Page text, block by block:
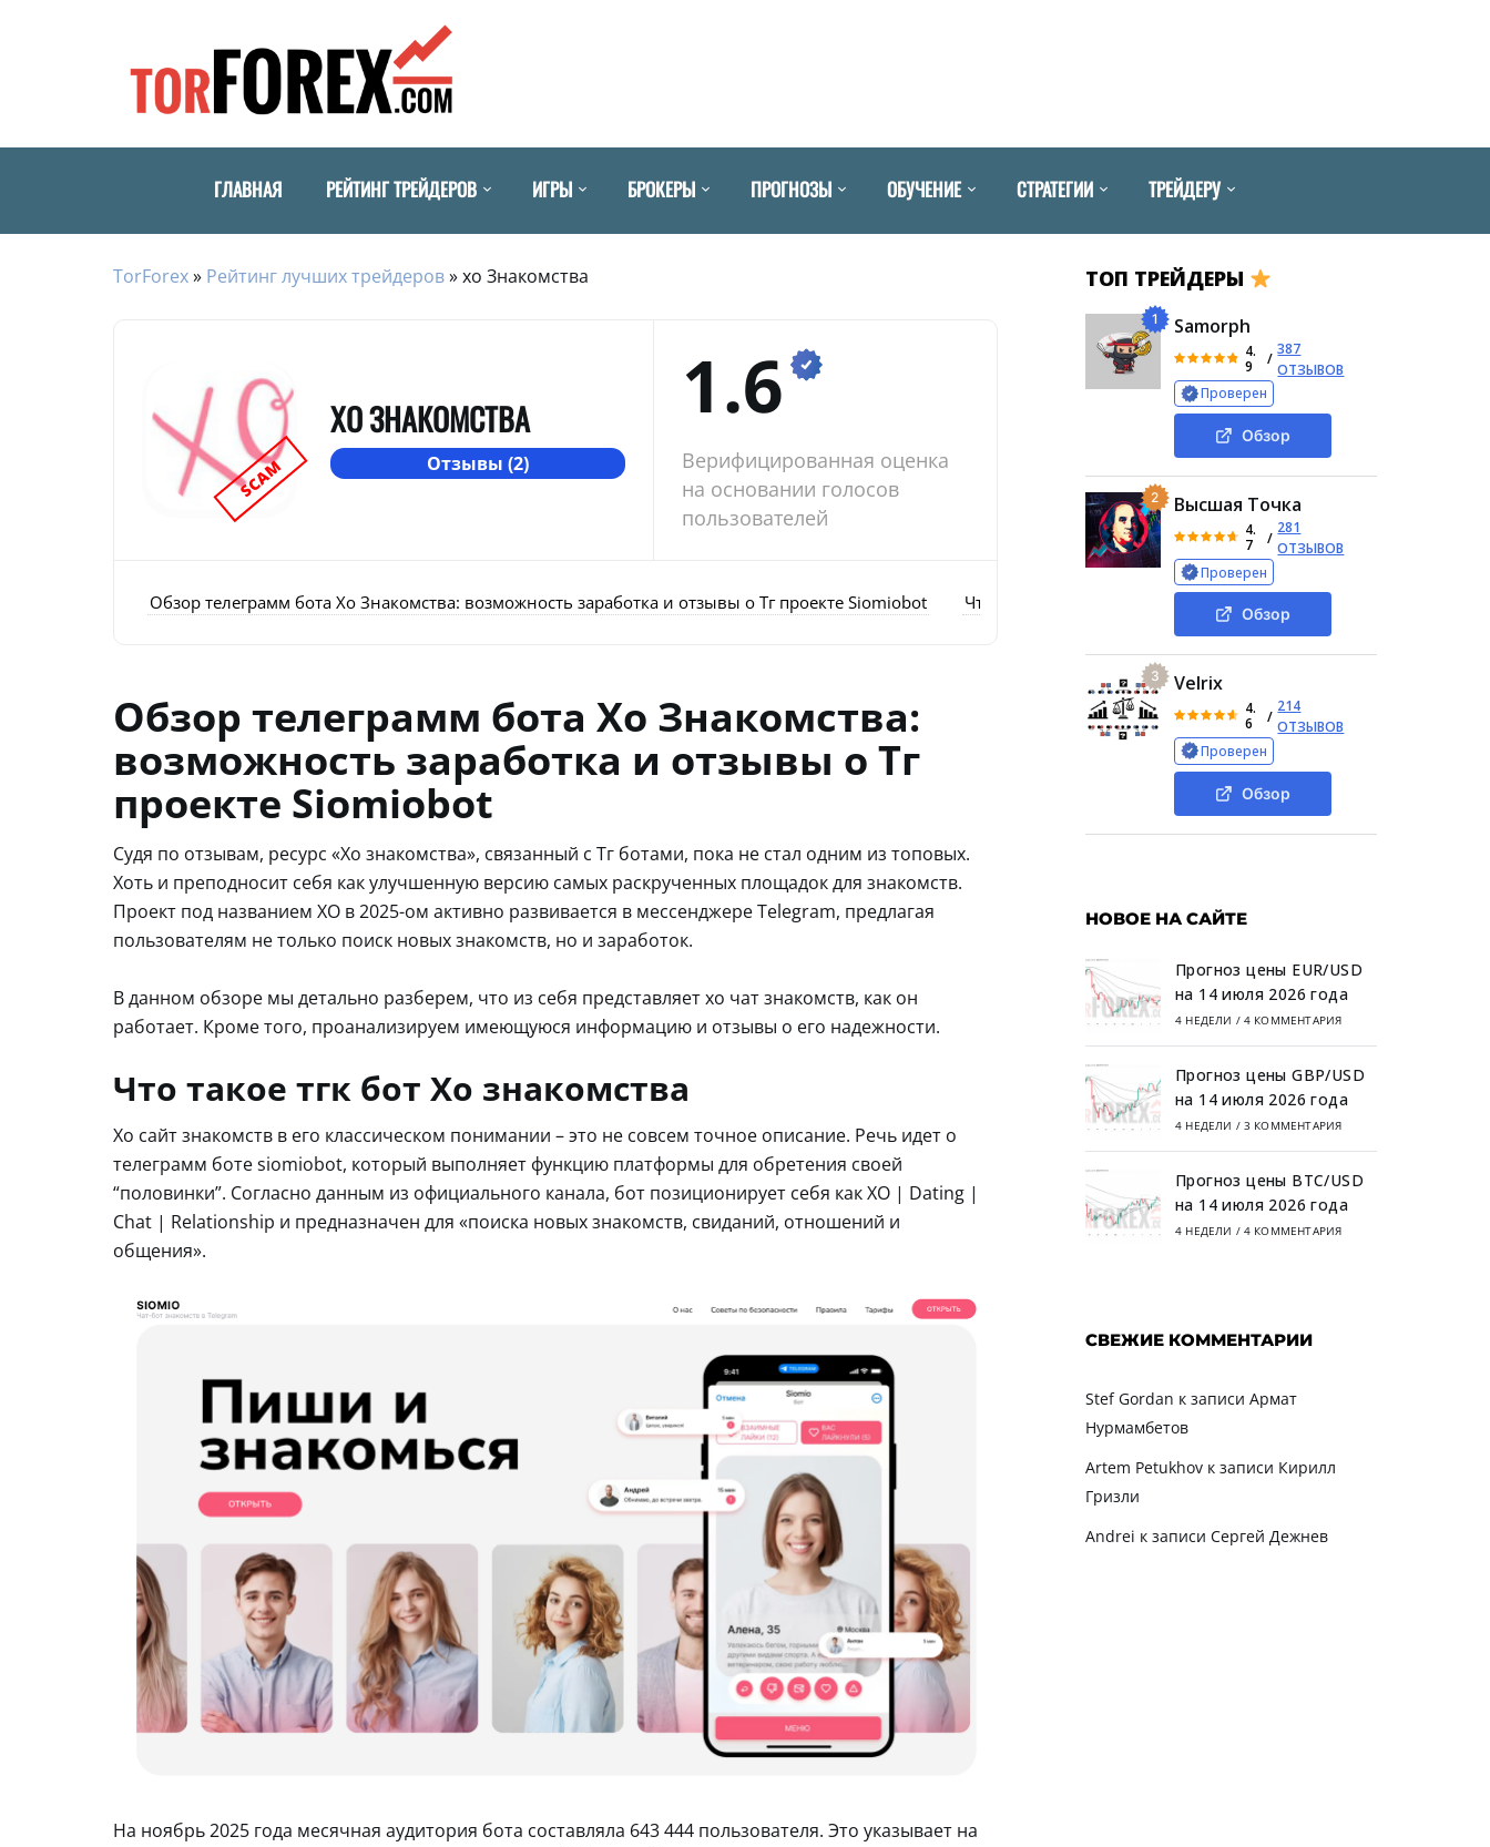
ГЛАВНАЯ РЕЙТИНГ ТРЕЙДЕРОВ ИГРЫ БРОКЕРЫ ПРОГНОЗЫ ОБУЧЕНИЕ СТРАТЕГИИ ТРЕЙДЕРУ
TorForex» Рейтинг лучших трейдеров»хо Знакомства
SCAM
ХО ЗНАКОМСТВА
Отзывы (2)
1.6
Верифицированная оценка
на основании голосов
пользователей
Обзор телеграмм бота Хо Знакомства: возможность заработка и отзывы о Тг проекте Siomiobot Что такое тгк бот Хо знакомства Особенности и
Обзор телеграмм бота Хо Знакомства:
возможность заработка и отзывы о Тг
проекте Siomiobot
Судя по отзывам, ресурс «Хо знакомства», связанный с Тг ботами, пока не стал одним из топовых.
Хоть и преподносит себя как улучшенную версию самых раскрученных площадок для знакомств.
Проект под названием XO в 2025-ом активно развивается в мессенджере Telegram, предлагая
пользователям не только поиск новых знакомств, но и заработок.
В данном обзоре мы детально разберем, что из себя представляет хо чат знакомств, как он
работает. Кроме того, проанализируем имеющуюся информацию и отзывы о его надежности.
Что такое тгк бот Хо знакомства
Хо сайт знакомств в его классическом понимании – это не совсем точное описание. Речь идет о
телеграмм боте siomiobot, который выполняет функцию платформы для обретения своей
“половинки”. Согласно данным из официального канала, бот позиционирует себя как XO | Dating |
Chat | Relationship и предназначен для «поиска новых знакомств, свиданий, отношений и
общения».
На ноябрь 2025 года месячная аудитория бота составляла 643 444 пользователя. Это указывает на
ТОП ТРЕЙДЕРЫ
1 Samorph
4.
9
/
387
ОТЗЫВОВ
Проверен
Обзор
2 Высшая Точка
4.
7
/
281
ОТЗЫВОВ
Проверен
Обзор
3 Velrix
4.
6
/
214
ОТЗЫВОВ
Проверен
Обзор
НОВОЕ НА САЙТЕ
Прогноз цены EUR/USD
на 14 июля 2026 года
4 НЕДЕЛИ / 4 КОММЕНТАРИЯ
Прогноз цены GBP/USD
на 14 июля 2026 года
4 НЕДЕЛИ / 3 КОММЕНТАРИЯ
Прогноз цены BTC/USD
на 14 июля 2026 года
4 НЕДЕЛИ / 4 КОММЕНТАРИЯ
СВЕЖИЕ КОММЕНТАРИИ
Stef Gordan к записи Армат
Нурмамбетов
Artem Petukhovк записи Кирилл
Гризли
Andrei к записи Сергей Дежнев